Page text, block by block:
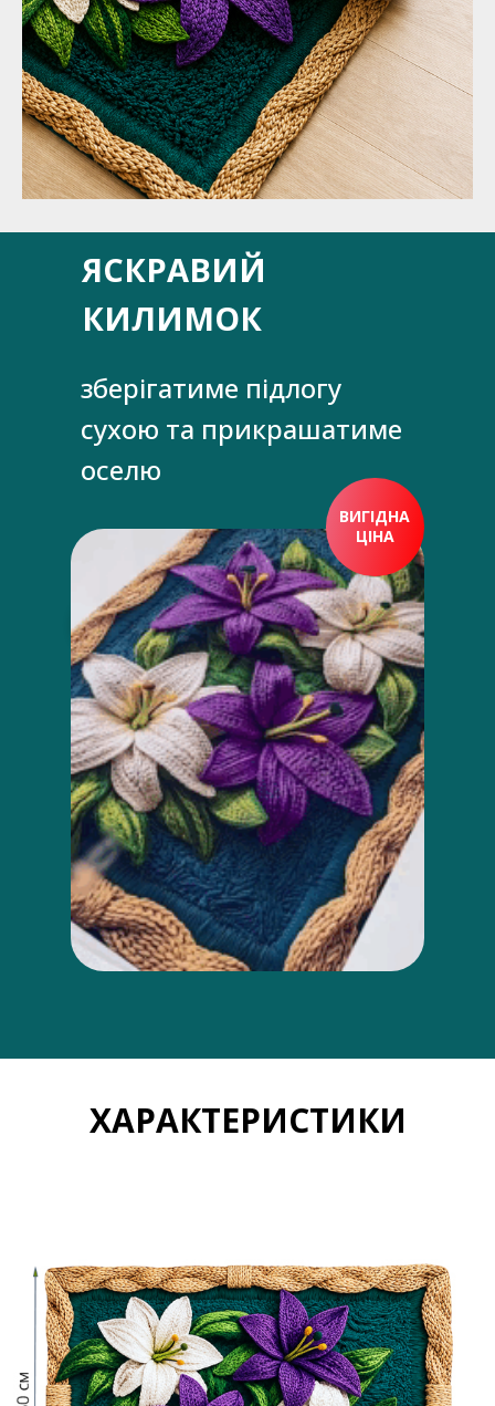
ПРИДБАТИ ЗАРАЗ
ЯСКРАВИЙ
КИЛИМОК
зберігатиме підлогу
сухою та прикрашатиме
оселю
ВИГІДНА
ЦІНА
ХАРАКТЕРИСТИКИ